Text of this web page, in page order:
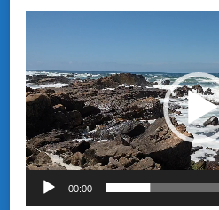
video
00:00